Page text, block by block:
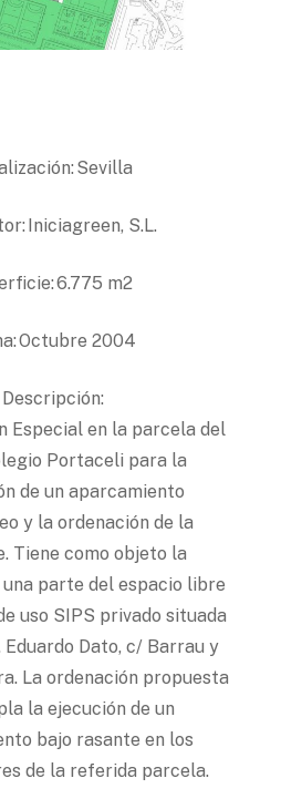
Sevilla
Iniciagreen, S.L.
6.775 m2
Octubre 2004
Descripción:
Especial en la parcela del
Portaceli para la
de un aparcamiento
y la ordenación de la
Tiene como objeto la
parte del espacio libre
uso SIPS privado situada
Eduardo Dato, c/ Barrau y
La ordenación propuesta
la ejecución de un
bajo rasante en los
de la referida parcela.